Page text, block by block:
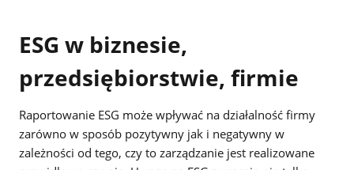
ESG w biznesie,
przedsiębiorstwie, firmie
Raportowanie ESG może wpływać na działalność firmy
zarówno w sposób pozytywny jak i negatywny w
zależności od tego, czy to zarządzanie jest realizowane